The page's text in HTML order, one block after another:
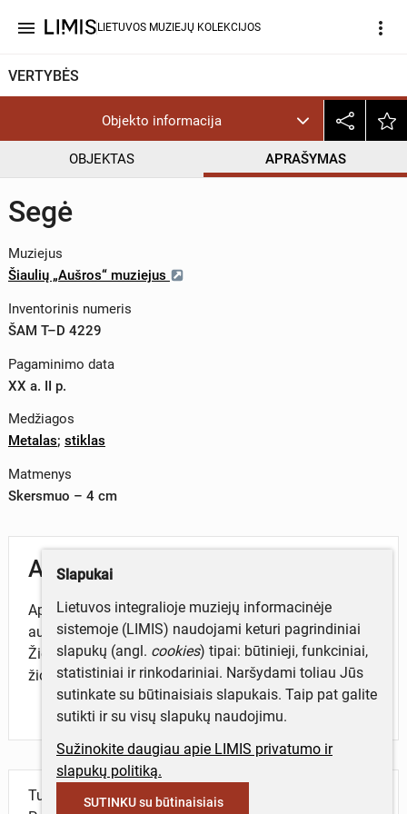
menu LIETUVOS MUZIEJŲ KOLEKCIJOS more_vert
VERTYBĖS
Objekto informacija
OBJEKTAS APRAŠYMAS
Segė
Muziejus
Šiaulių „Aušros“ muziejus
Inventorinis numeris
ŠAM T–D 4229
Pagaminimo data
XX a. II p.
Medžiagos
Metalas; stiklas
Matmenys
Skersmuo – 4 cm
Aprašymas
Apvalios formos metalinė segė. Averse: reljefiškas
augalinis ornamentas – trys gėlės žiedai su lapeliais.
Žiedo viduryje įklijuota žalio stiklo akutė. Reverse:
žiogelio formos užsegimas.
Turite daugiau informacijos apie objektą?
Slapukai
Lietuvos integralioje muziejų informacinėje
sistemoje (LIMIS) naudojami keturi pagrindiniai
slapukų (angl. cookies) tipai: būtinieji, funkciniai,
statistiniai ir rinkodariniai. Naršydami toliau Jūs
sutinkate su būtinaisiais slapukais. Taip pat galite
sutikti ir su visų slapukų naudojimu.
Sužinokite daugiau apie LIMIS privatumo ir
slapukų politiką.
SUTINKU su būtinaisiais